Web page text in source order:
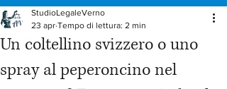
Un coltellino svizzero o uno
spray al peperoncino nel
StudioLegaleVerno
23 apr Tempo di lettura: 2 min